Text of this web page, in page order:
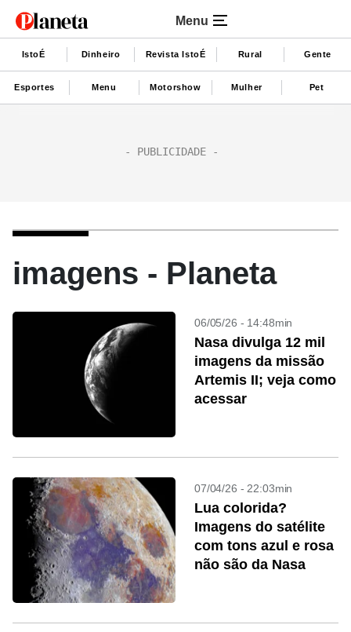
Menu
IstoÉ Dinheiro Revista IstoÉ Rural Gente
Esportes Menu Motorshow Mulher Pet
imagens - Planeta
06/05/26 - 14:48min
Nasa divulga 12 mil
imagens da missão
Artemis II; veja como
acessar
07/04/26 - 22:03min
Lua colorida?
Imagens do satélite
com tons azul e rosa
não são da Nasa